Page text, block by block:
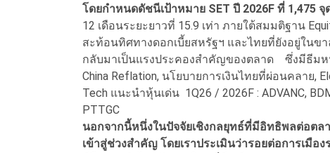
โดยกำหนดดัชนีเป้าหมาย SET ปี 2026F ที่ 1,475 จุ
12 เดือนระยะยาวที่ 15.9 เท่า ภายใต้สมมติฐาน
สะท้อนทิศทางดอกเบี้ยสหรัฐฯ และไทยที่ยังอยู่ในข
กลับมาเป็นแรงประคองสำคัญของตลาด ซึ่งมีธีมห
China Reflation, นโยบายการเงินไทยที่ผ่อนคลาย,
Tech แนะนำหุ้นเด่น 1Q26 / 2026F : ADVANC,
PTTGC
นอกจากนี้หนึ่งในปัจจัยเชิงกลยุทธ์ที่มีอิทธิพลต่อตล
เข้าสู่ช่วงสำคัญ โดยเราประเมินว่ารอยต่อการเมือ